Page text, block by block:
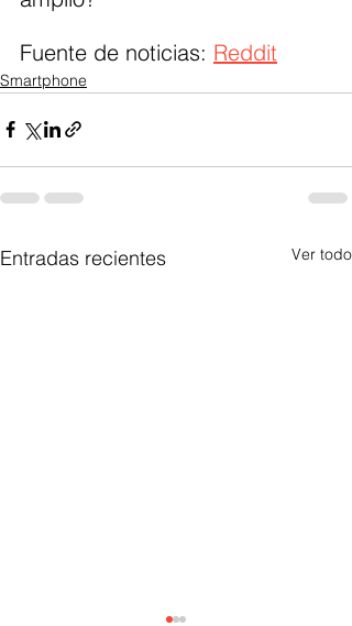
Fuente de noticias: Reddit
Smartphone
Entradas recientes Ver todo